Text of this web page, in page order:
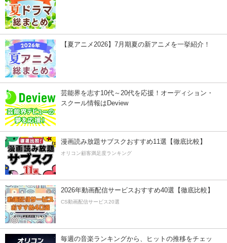
【夏アニメ2026】7月期夏の新アニメを一挙紹介！
芸能界を志す10代～20代を応援！オーディション・
スクール情報はDeview
漫画読み放題サブスクおすすめ11選【徹底比較】
オリコン顧客満足度ランキング
2026年動画配信サービスおすすめ40選【徹底比較】
CS動画配信サービス20選
毎週の音楽ランキングから、ヒットの推移をチェッ